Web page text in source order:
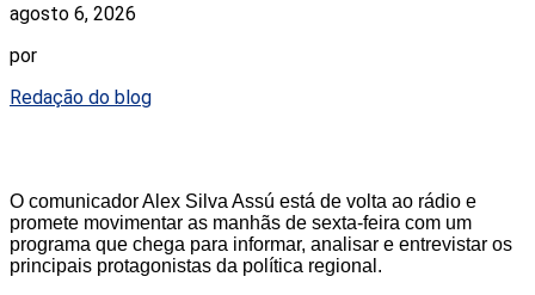
agosto 6, 2026
por
Redação do blog
O comunicador Alex Silva Assú está de volta ao rádio e
promete movimentar as manhãs de sexta-feira com um
programa que chega para informar, analisar e entrevistar os
principais protagonistas da política regional.